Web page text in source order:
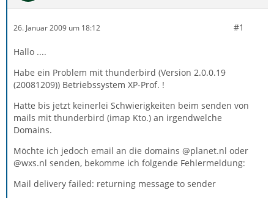
26. Januar 2009 um 18:12 #1
Hallo ....
Habe ein Problem mit thunderbird (Version 2.0.0.19
(20081209)) Betriebssystem XP-Prof. !
Hatte bis jetzt keinerlei Schwierigkeiten beim senden von
mails mit thunderbird (imap Kto.) an irgendwelche
Domains.
Möchte ich jedoch email an die domains @planet.nl oder
@wxs.nl senden, bekomme ich folgende Fehlermeldung:
Mail delivery failed: returning message to sender